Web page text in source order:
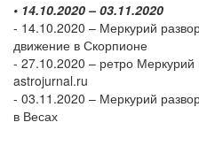
• 14.10.2020 – 03.11.2020
- 14.10.2020 – Меркурий
движение в Скорпионе
- 27.10.2020 – ретро
astrojurnal.ru
- 03.11.2020 – Меркурий
в Весах